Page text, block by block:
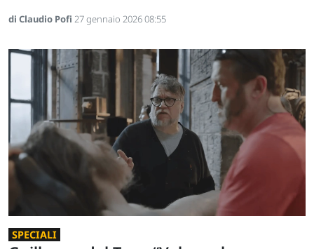
di Claudio Pofi 27 gennaio 2026 08:55
SPECIALI